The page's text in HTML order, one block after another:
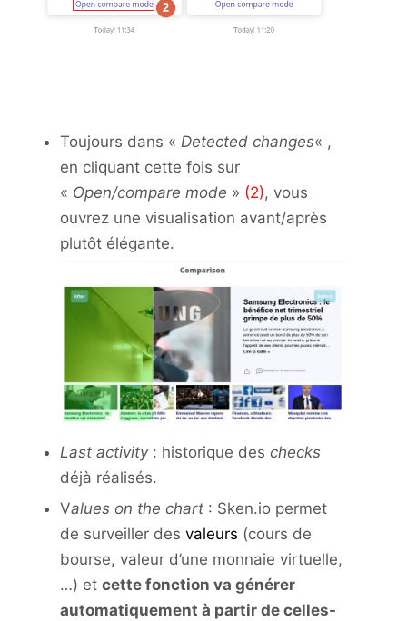
Toujours dans « Detected changes« ,
en cliquant cette fois sur
« Open/compare mode » (2), vous
ouvrez une visualisation avant/après
plutôt élégante.
Last activity: historique des checks
déjà réalisés.
Values on the chart: Sken.io permet
de surveiller des valeurs (cours de
bourse, valeur d’une monnaie virtuelle,
…) et cette fonction va générer
automatiquement à partir de celles-